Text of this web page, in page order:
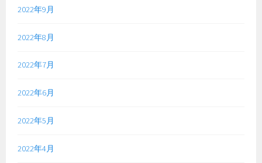
2022年9月
2022年8月
2022年7月
2022年6月
2022年5月
2022年4月